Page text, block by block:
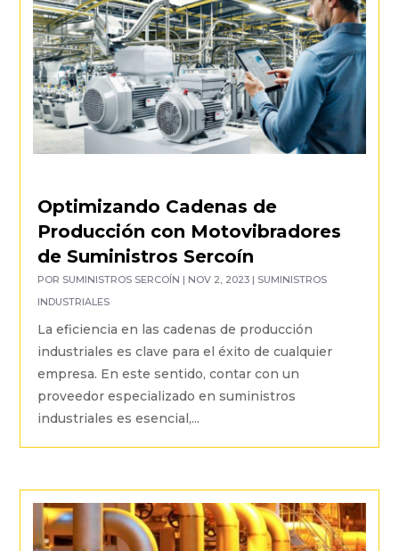
Optimizando Cadenas de
Producción con Motovibradores
de Suministros Sercoín
POR SUMINISTROS SERCOÍN | NOV 2, 2023 | SUMINISTROS
INDUSTRIALES
La eficiencia en las cadenas de producción
industriales es clave para el éxito de cualquier
empresa. En este sentido, contar con un
proveedor especializado en suministros
industriales es esencial,...